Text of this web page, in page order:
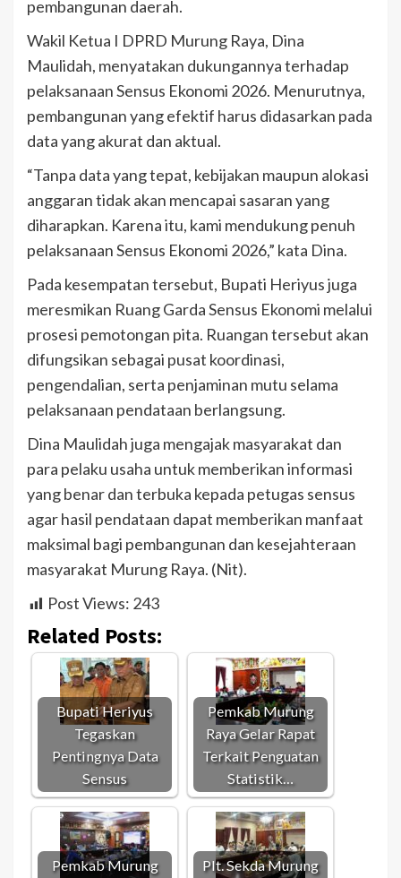
pembangunan daerah.
Wakil Ketua I DPRD Murung Raya, Dina
Maulidah, menyatakan dukungannya terhadap
pelaksanaan Sensus Ekonomi 2026. Menurutnya,
pembangunan yang efektif harus didasarkan pada
data yang akurat dan aktual.
“Tanpa data yang tepat, kebijakan maupun alokasi
anggaran tidak akan mencapai sasaran yang
diharapkan. Karena itu, kami mendukung penuh
pelaksanaan Sensus Ekonomi 2026,” kata Dina.
Pada kesempatan tersebut, Bupati Heriyus juga
meresmikan Ruang Garda Sensus Ekonomi melalui
prosesi pemotongan pita. Ruangan tersebut akan
difungsikan sebagai pusat koordinasi,
pengendalian, serta penjaminan mutu selama
pelaksanaan pendataan berlangsung.
Dina Maulidah juga mengajak masyarakat dan
para pelaku usaha untuk memberikan informasi
yang benar dan terbuka kepada petugas sensus
agar hasil pendataan dapat memberikan manfaat
maksimal bagi pembangunan dan kesejahteraan
masyarakat Murung Raya. (Nit).
Post Views: 243
Related Posts:
Bupati Heriyus
Tegaskan
Pentingnya Data
Sensus
Pemkab Murung
Raya Gelar Rapat
Terkait Penguatan
Statistik…
Pemkab Murung
Plt. Sekda Murung